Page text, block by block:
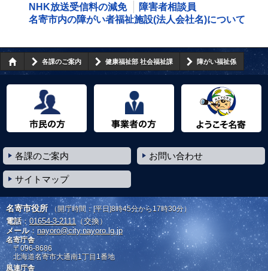
NHK放送受信料の減免
障害者相談員
名寄市内の障がい者福祉施設(法人会社名)について
各課のご案内 健康福祉部 社会福祉課 障がい福祉係
各課のご案内 お問い合わせ
サイトマップ
名寄市役所 （開庁時間：[平日]8時45分から17時30分）
電話：01654-3-2111 （交換）
メール： nayoro@city.nayoro.lg.jp
名寄庁舎
〒096-8686
北海道名寄市大通南1丁目1番地
風連庁舎